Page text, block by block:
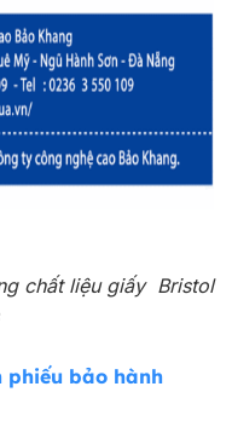
chất liệu giấy Bristol
phiếu bảo hành